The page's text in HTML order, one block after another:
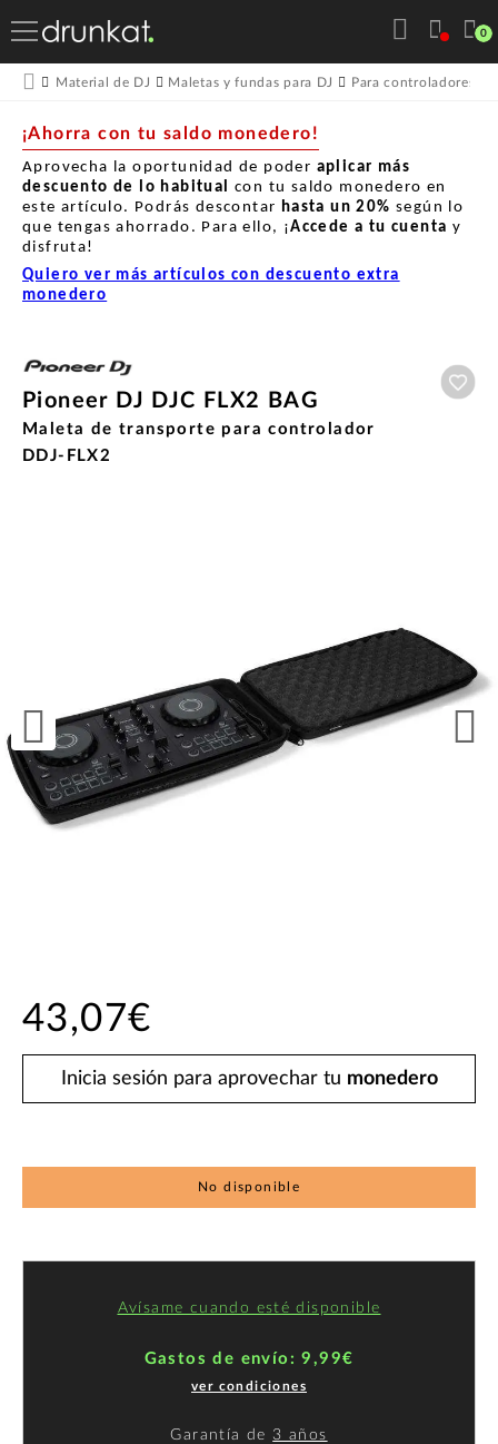
0
Material de DJ Maletas y fundas para DJ Para controladores DJ
¡Ahorra con tu saldo monedero!
Aprovecha la oportunidad de poder aplicar más
descuento de lo habitual con tu saldo monedero en
este artículo. Podrás descontar hasta un 20% según lo
que tengas ahorrado. Para ello, ¡Accede a tu cuenta y
disfruta!
Quiero ver más artículos con descuento extra
monedero
Pioneer DJ DJC FLX2 BAG
Maleta de transporte para controlador
DDJ-FLX2
43,07€
Inicia sesión para aprovechar tu monedero
No disponible
Avísame cuando esté disponible
Gastos de envío: 9,99€
ver condiciones
Garantía de 3 años